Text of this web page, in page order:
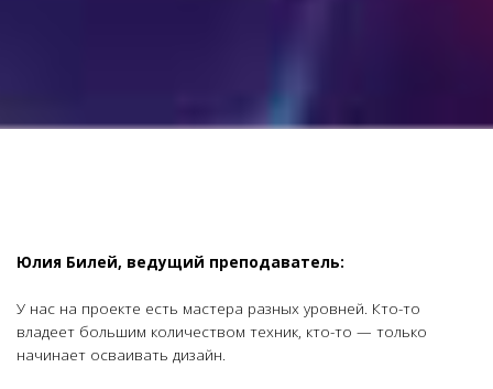
Юлия Билей, ведущий преподаватель:
У нас на проекте есть мастера разных уровней. Кто-то
владеет большим количеством техник, кто-то — только
начинает осваивать дизайн.